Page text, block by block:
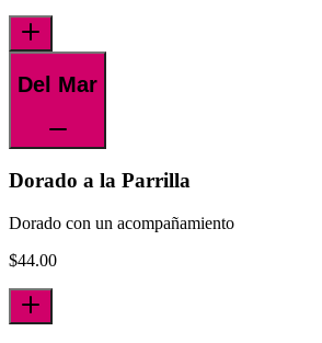
Del Mar
Dorado a la Parrilla
Dorado con un acompañamiento
$44.00